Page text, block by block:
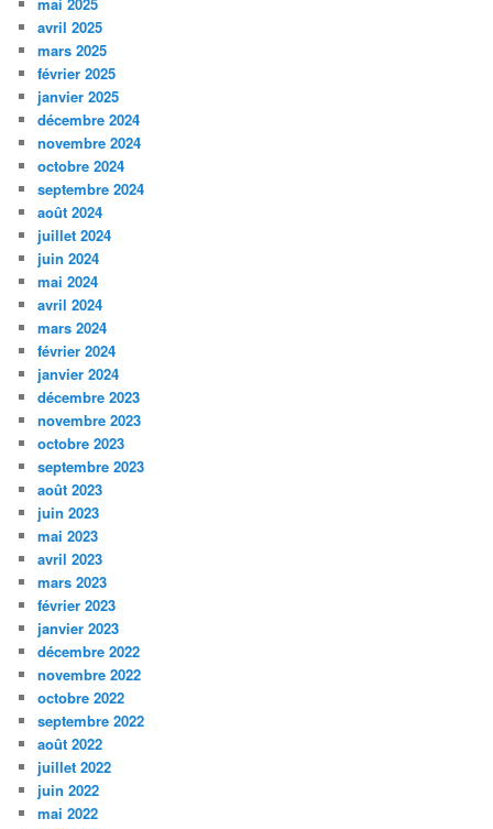
avril 2025
mars 2025
février 2025
janvier 2025
décembre 2024
novembre 2024
octobre 2024
septembre 2024
août 2024
juillet 2024
juin 2024
mai 2024
avril 2024
mars 2024
février 2024
janvier 2024
décembre 2023
novembre 2023
octobre 2023
septembre 2023
août 2023
juin 2023
mai 2023
avril 2023
mars 2023
février 2023
janvier 2023
décembre 2022
novembre 2022
octobre 2022
septembre 2022
août 2022
juillet 2022
juin 2022
mai 2022